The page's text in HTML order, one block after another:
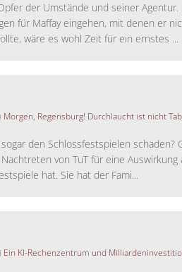
der Umstände und seiner Agentur.
für Maffay eingehen, mit denen er
wäre es wohl Zeit für ein ernstes ...
Morgen, Regensburg! Durchlaucht ist nicht
den Schlossfestspielen schaden?
von TuT für eine Auswirkung
hat. Sie hat der Fami...
Ein KI-Rechenzentrum und